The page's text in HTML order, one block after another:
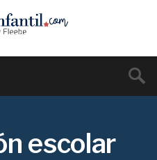
escolar